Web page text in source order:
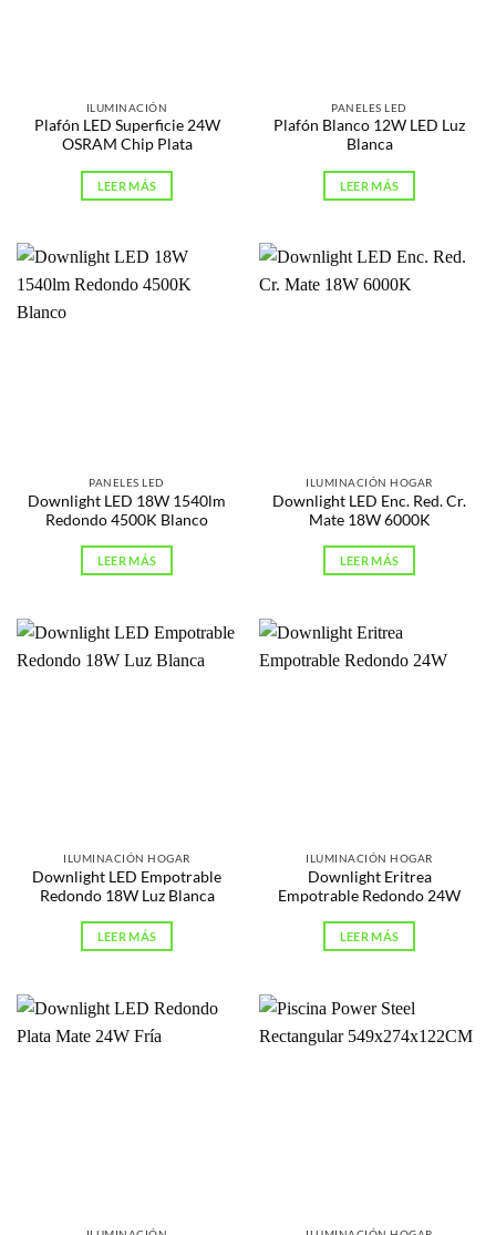
ILUMINACIÓN
Plafón LED Superficie 24W
OSRAM Chip Plata
LEER MÁS
PANELES LED
Plafón Blanco 12W LED Luz
Blanca
LEER MÁS
PANELES LED
Downlight LED 18W 1540lm
Redondo 4500K Blanco
LEER MÁS
ILUMINACIÓN HOGAR
Downlight LED Enc. Red. Cr.
Mate 18W 6000K
LEER MÁS
ILUMINACIÓN HOGAR
Downlight LED Empotrable
Redondo 18W Luz Blanca
LEER MÁS
ILUMINACIÓN HOGAR
Downlight Eritrea
Empotrable Redondo 24W
LEER MÁS